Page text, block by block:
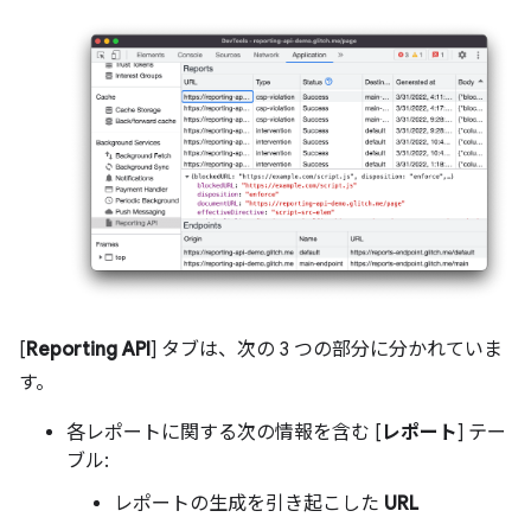
[Reporting API] タブは、次の 3 つの部分に分かれていま
す。
各レポートに関する次の情報を含む [ レポート] テー
ブル:
レポートの生成を引き起こした URL